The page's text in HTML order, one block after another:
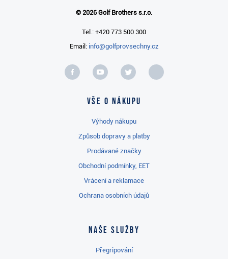
© 2026 Golf Brothers s.r.o.
Tel.: +420 773 500 300
Email: info@golfprovsechny.cz
Vše o nákupu
Výhody nákupu
Způsob dopravy a platby
Prodávané značky
Obchodní podmínky, EET
Vrácení a reklamace
Ochrana osobních údajů
Naše služby
Přegripování